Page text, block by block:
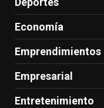
Economía
Emprendimientos
Empresarial
Entretenimiento